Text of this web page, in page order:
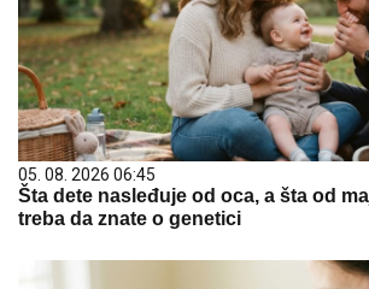
05. 08. 2026 06:45
Šta dete nasleđuje od oca, a šta od
treba da znate o genetici